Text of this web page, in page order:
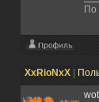
По
XxRioNxX